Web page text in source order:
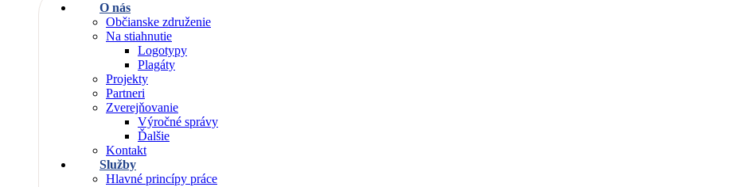
O nás
Občianske združenie
Na stiahnutie
Logotypy
Plagáty
Projekty
Partneri
Zverejňovanie
Výročné správy
Ďalšie
Kontakt
Služby
Hlavné princípy práce